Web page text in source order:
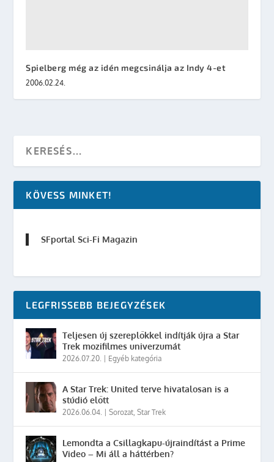
Spielberg még az idén megcsinálja az Indy 4-et
2006.02.24.
KÖVESS MINKET!
SFportal Sci-Fi Magazin
LEGFRISSEBB BEJEGYZÉSEK
Teljesen új szereplőkkel indítják újra a Star
Trek mozifilmes univerzumát
2026.07.20. | Egyéb kategória
A Star Trek: United terve hivatalosan is a
stúdió előtt
2026.06.04. |Sorozat ,Star Trek
Lemondta a Csillagkapu-újraindítást a Prime
Video – Mi áll a háttérben?